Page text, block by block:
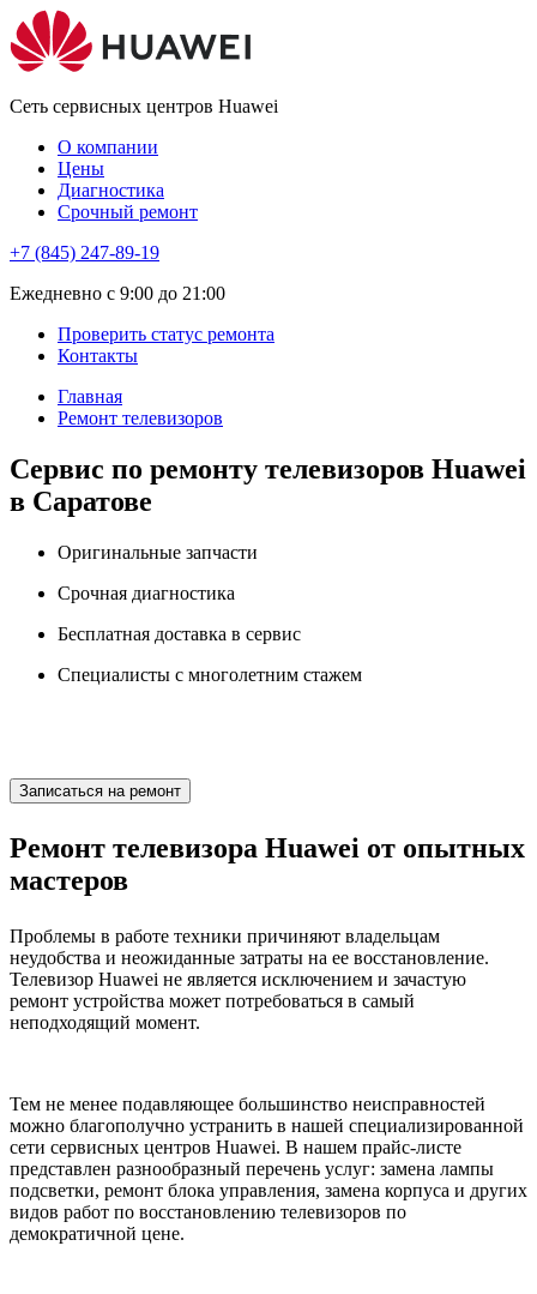
Сеть сервисных центров Huawei
О компании
Цены
Диагностика
Срочный ремонт
+7 (845) 247-89-19
Eжедневно с 9:00 до 21:00
Проверить статус ремонта
Контакты
Главная
Ремонт телевизоров
Сервис по ремонту телевизоров Huawei
в Саратове
Оригинальные запчасти
Срочная диагностика
Бесплатная доставка в сервис
Специалисты с многолетним стажем
Записаться на ремонт
Ремонт телевизора Huawei от опытных
мастеров
Проблемы в работе техники причиняют владельцам
неудобства и неожиданные затраты на ее восстановление.
Телевизор Huawei не является исключением и зачастую
ремонт устройства может потребоваться в самый
неподходящий момент.
Тем не менее подавляющее большинство неисправностей
можно благополучно устранить в нашей специализированной
сети сервисных центров Huawei. В нашем прайс-листе
представлен разнообразный перечень услуг: замена лампы
подсветки, ремонт блока управления, замена корпуса и других
видов работ по восстановлению телевизоров по
демократичной цене.